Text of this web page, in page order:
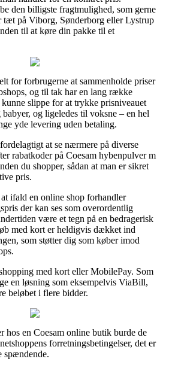
den billigste fragtmulighed, som gerne
på Viborg, Sønderborg eller Lystrup
til at køre din pakke til et
for forbrugerne at sammenholde priser
og til tak har en lang række
slippe for at trykke prisniveauet
og ligeledes til voksne – en hel
yde levering uden betaling.
at se nærmere på diverse
rabatkoder på Coesam hybenpulver m
du shopper, sådan at man er sikret
pris.
ifald en online shop forhandler
der kan ses som overordentlig
være et tegn på en bedragerisk
med kort er heldigvis dækket ind
som støtter dig som køber imod
med kort eller MobilePay. Som
en løsning som eksempelvis ViaBill,
beløbet i flere bidder.
hos en Coesam online butik burde de
forretningsbetingelser, det er
spændende.